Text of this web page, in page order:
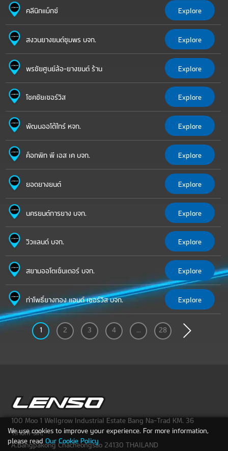
คลีนิกแม็กซ์ Explore
สงวนยางยนต์ชุมพร บจก. Explore
พรชัยศูนย์ล้อ-ยางยนต์ ร้าน Explore
โชคชัยเซอร์วิส Explore
พัฒนออโต้ไทร์ หจก. Explore
ค็อกพิท พี เอส เค บจก. Explore
ยอดยางยนต์ Explore
นครยนต์การยาง บจก. Explore
วิวแลนด์ บจก. Explore
สยามออโตเซ็นเตอร์ บจก. Explore
ท่าโพธิ์ยางทอง แอนด์ เซอร์วิส บจก. Explore
1 2 3 4 28
100 Moo 1 Wellgrow Industrial Estate Bang Na-Trad KM. 36
T.Hom-sin,
A.Bangpakong Chacheongsao 24130 THAILAND
We use cookies to improve your experience. For more information,
please read Our Cookie Policy